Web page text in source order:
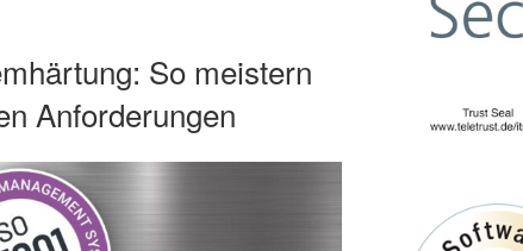
So meistern
Anforderungen